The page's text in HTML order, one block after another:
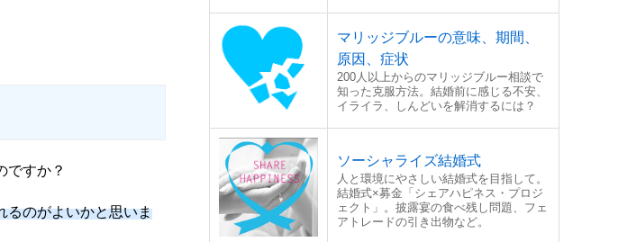
ですか？
るのがよいかと思いま
マリッジブルーの意味、期間、
原因、症状
200人以上からのマリッジブルー相談で
知った克服方法。結婚前に感じる不安、
イライラ、しんどいを解消するには？
ソーシャライズ結婚式
人と環境にやさしい結婚式を目指して。
結婚式×募金「シェアハピネス・プロジ
ェクト」。披露宴の食べ残し問題、フェ
アトレードの引き出物など。